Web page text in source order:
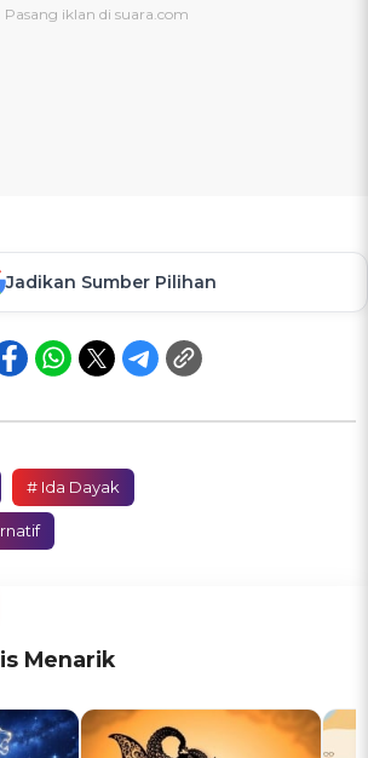
Jadikan Sumber Pilihan
# Ida Dayak
Menarik